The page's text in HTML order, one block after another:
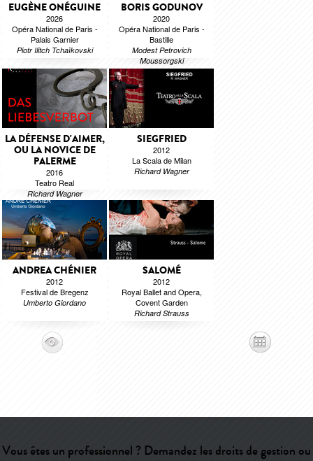
EUGÈNE ONÉGUINE
2026
Opéra National de Paris -
Palais Garnier
Piotr Ilitch Tchaïkovski
BORIS GODUNOV
2020
Opéra National de Paris -
Bastille
Modest Petrovich
Moussorgski
LA DÉFENSE D'AIMER,
OU LA NOVICE DE
PALERME
2016
Teatro Real
Richard Wagner
SIEGFRIED
2012
La Scala de Milan
Richard Wagner
ANDREA CHÉNIER
2012
Festival de Bregenz
Umberto Giordano
SALOMÉ
2012
Royal Ballet and Opera,
Covent Garden
Richard Strauss
Vous êtes un professionnel ? Demandez les droits de gestion ou